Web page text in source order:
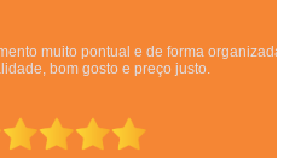
muito pontual e de forma organizada.
bom gosto e preço justo.